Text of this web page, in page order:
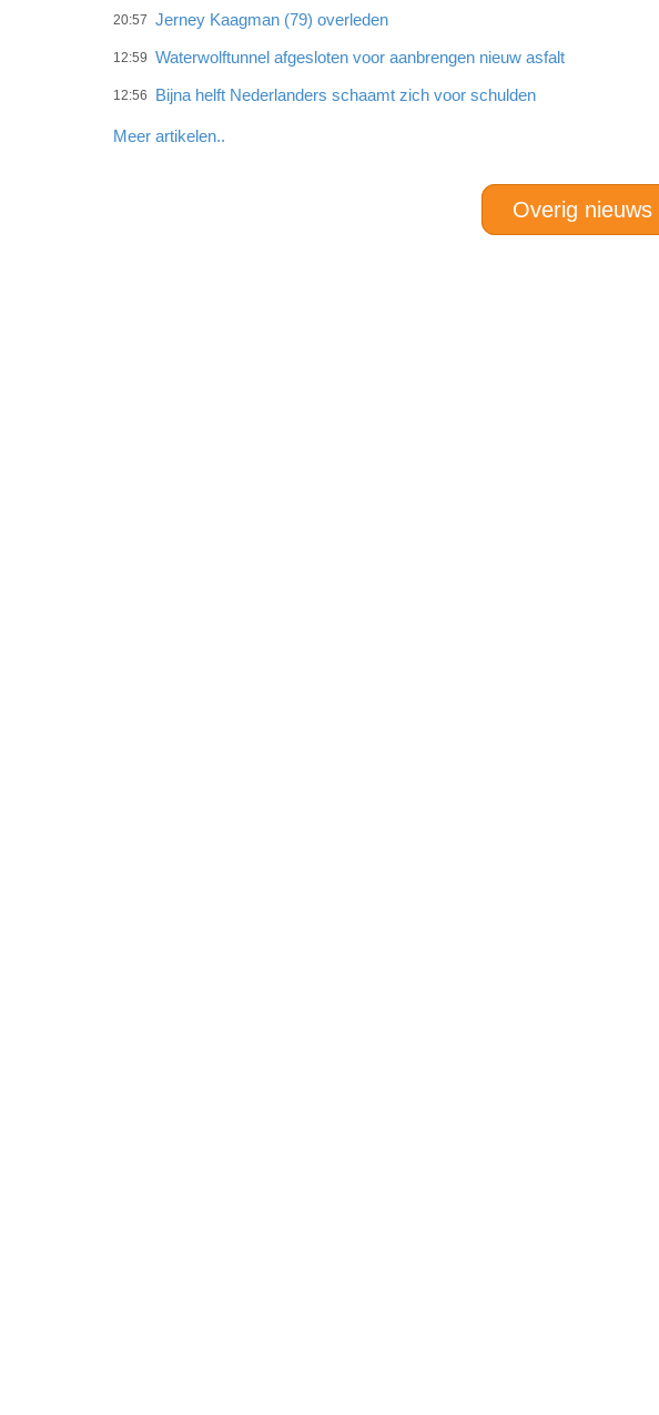
20:57 Jerney Kaagman (79) overleden
12:59 Waterwolftunnel afgesloten voor aanbrengen nieuw asfalt
12:56 Bijna helft Nederlanders schaamt zich voor schulden
Meer artikelen..
Overig nieuws